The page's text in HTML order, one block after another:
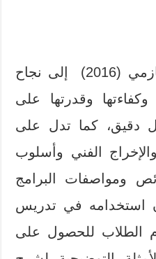
وتوصلت نتائج بحث الحازمي (2016) إلى نجاح
وكفاءتها وقدرتها على
دقيق، كما تدل على
الفني وأسلوب
ومواصفات البرامج
أن استخدامه في تدريس
الطلاب للحصول على